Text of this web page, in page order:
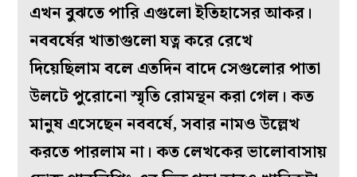
এখন বুঝতে পারি এগুলো ইতিহাসের আকর।
নববর্ষের খাতাগুলো যত্ন করে রেখে
দিয়েছিলাম বলে এতদিন বাদে সেগুলোর পাতা
উলটে পুরোনো স্মৃতি রোমন্থন করা গেল। কত
মানুষ এসেছেন নববর্ষে, সবার নামও উল্লেখ
করতে পারলাম না। কত লেখকের ভালোবাসায়